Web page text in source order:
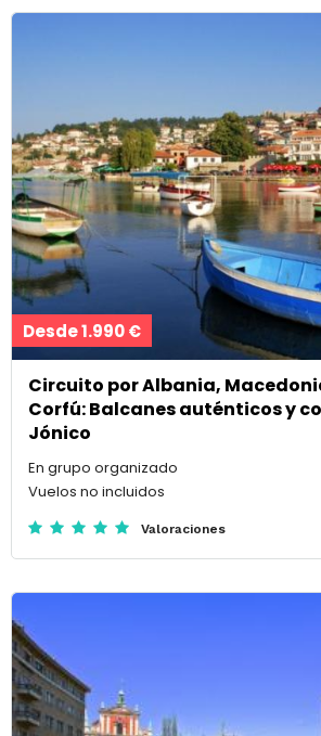
Desde 1.990 €
Circuito por Albania,
Corfú: Balcanes auténticos y
Jónico
En grupo organizado
Vuelos no incluidos
Valoraciones